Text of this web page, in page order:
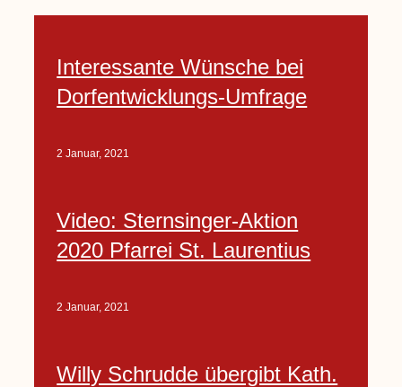
Interessante Wünsche bei
Dorfentwicklungs-Umfrage
2 Januar, 2021
Video: Sternsinger-Aktion
2020 Pfarrei St. Laurentius
2 Januar, 2021
Willy Schrudde übergibt Kath.